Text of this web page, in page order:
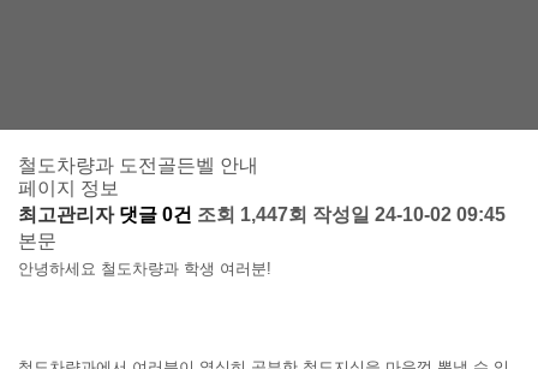
정
공
학
학
철도차량과 도전골든벨 안내
페이지 정보
최고관리자 댓글 0건 조회 1,447회 작성일 24-10-02 09:45
본문
안녕하세요 철도차량과 학생 여러분!